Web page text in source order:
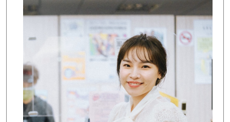
魏筱昀
學歷: 國立政治大學風險管理與保險學系博士
研究專長: 統計學、應用統計學、金融行銷、貨